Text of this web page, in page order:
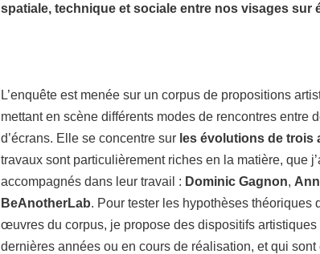
spatiale, technique et sociale entre nos visages sur
L’enquête est menée sur un corpus de propositions
mettant en scène différents modes de rencontres entre
d’écrans. Elle se concentre sur les évolutions de trois
travaux sont particulièrement riches en la matière, que
accompagnés dans leur travail : Dominic Gagnon,
BeAnotherLab. Pour tester les hypothèses théoriques
œuvres du corpus, je propose des dispositifs artistiques
dernières années ou en cours de réalisation, et qui sont